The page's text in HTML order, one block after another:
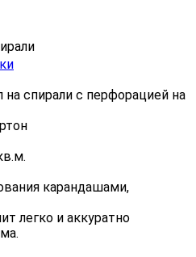
спирали с перфорацией на
карандашами,
легко и аккуратно